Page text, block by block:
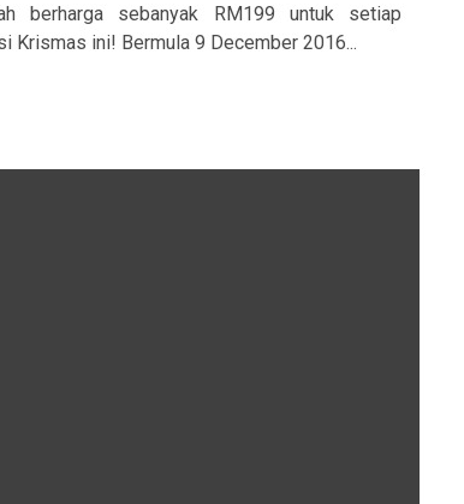
berharga sebanyak RM199 untuk setiap
Krismas ini! Bermula 9 December 2016...